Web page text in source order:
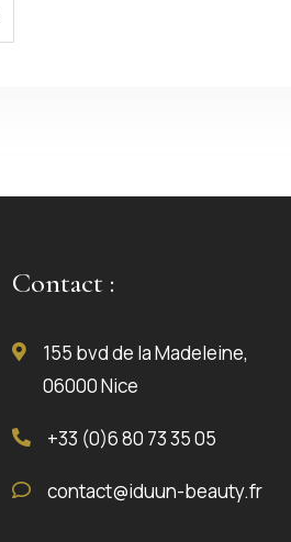
Contact :
155 bvd de la Madeleine,
06000 Nice
+33 (0)6 80 73 35 05
contact@iduun-beauty.fr